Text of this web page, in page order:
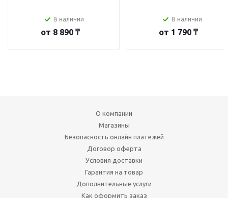
В наличии
от 8 890 ₸
В наличии
от 1 790 ₸
О компании
Магазины
Безопасность онлайн платежей
Договор оферта
Условия доставки
Гарантия на товар
Дополнительные услуги
Как оформить заказ